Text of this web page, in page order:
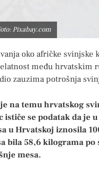
Pixabay.com
oko afričke
među hrvatskim
zauzima potrošnja
na temu hrvatskog
ističe se podatak da je
u Hrvatskoj iznosila
bila 58,6 kilograma
mesa.